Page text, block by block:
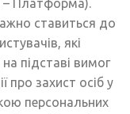
– Платформа).
ставиться до
які
підставі вимог
про захист осіб у
персональних